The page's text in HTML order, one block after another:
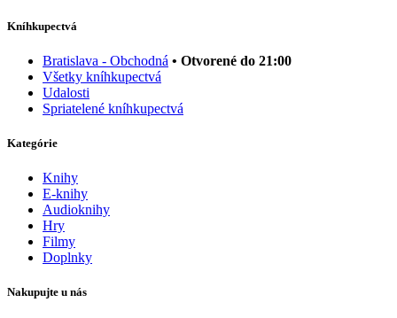
Kníhkupectvá
Bratislava - Obchodná • Otvorené do 21:00
Všetky kníhkupectvá
Udalosti
Spriatelené kníhkupectvá
Kategórie
Knihy
E-knihy
Audioknihy
Hry
Filmy
Doplnky
Nakupujte u nás